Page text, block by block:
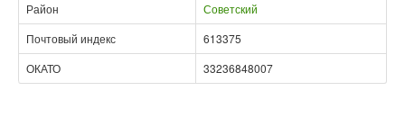
Район
Советский
Почтовый индекс
613375
ОКАТО
33236848007